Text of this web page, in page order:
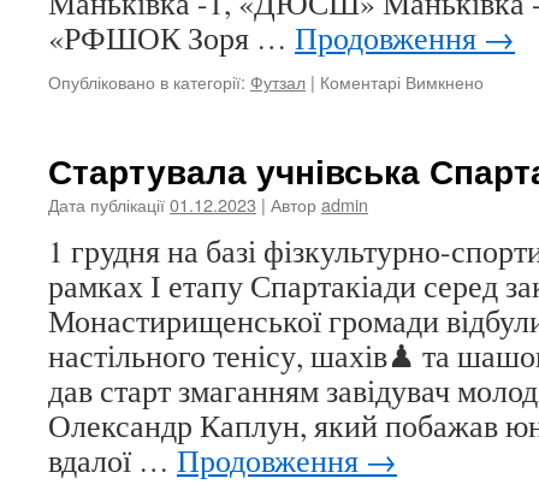
«РФШОК Зоря … Продовження →
Опубліковано в категорії: Футзал | Коментарі Вимкнено
з
команд
Стартувала учнівська
Дата публікації01.12.2023 | Авторadmin
1 грудня на базі фізкультурно-
рамках І етапу Спартакіади серед
Монастирищенської громади
настільного тенісу, шахів♟ та
дав старт змаганням завідувач
Олександр Каплун, який побажав
вдалої … Продовження →